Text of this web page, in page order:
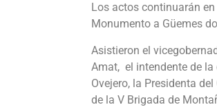
Los actos continuarán
Monumento a Güemes
Asistieron el
Amat, el intendente de la
Ovejero, la Presidenta
de la V Brigada de